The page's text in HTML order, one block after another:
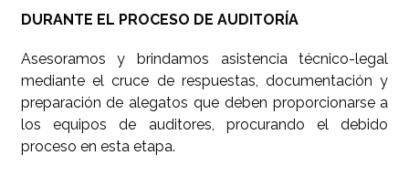
DURANTE EL PROCESO DE AUDITORÍA
Asesoramos y brindamos asistencia técnico-legal
mediante el cruce de respuestas, documentación y
preparación de alegatos que deben proporcionarse a
los equipos de auditores, procurando el debido
proceso en esta etapa.